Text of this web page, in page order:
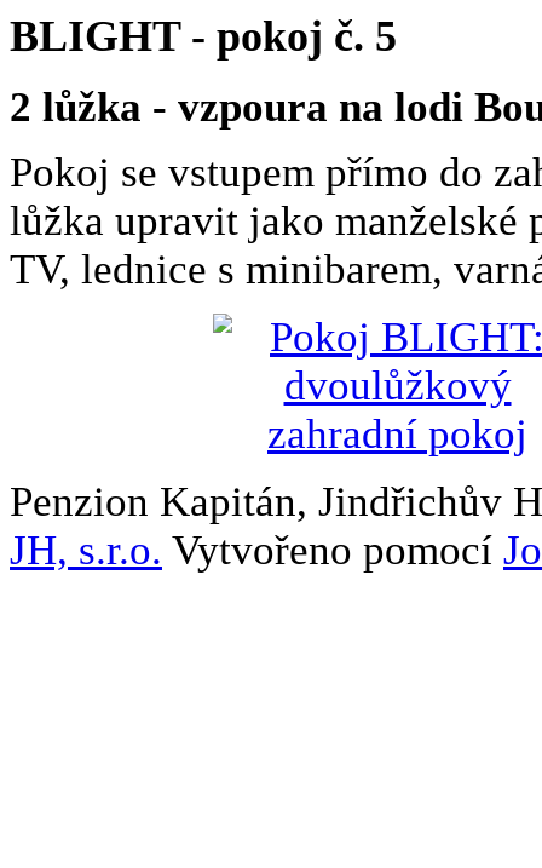
BLIGHT - pokoj č. 5
2 lůžka - vzpoura na lodi
Pokoj se vstupem přímo do
lůžka upravit jako manželské
TV, lednice s minibarem,
Penzion Kapitán, Jindřichův
JH, s.r.o. Vytvořeno pomocí